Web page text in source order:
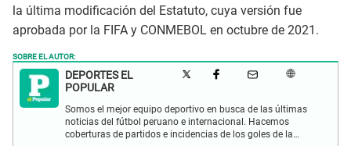
la última modificación del Estatuto, cuya versión fue
aprobada por la FIFA y CONMEBOL en octubre de 2021.
SOBRE EL AUTOR:
DEPORTES EL
POPULAR
Somos el mejor equipo deportivo en busca de las últimas
noticias del fútbol peruano e internacional. Hacemos
coberturas de partidos e incidencias de los goles de la